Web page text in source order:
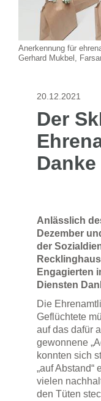
Anerkennung für
Gerhard Mukbel,
20.12.2021
Der
Danke
Anlässlich
Dezember
der
Engagierten
Diensten
Die
Geflüchtete
auf das dafür
gewonnene
konnten sich
„auf
vielen
den Tüten